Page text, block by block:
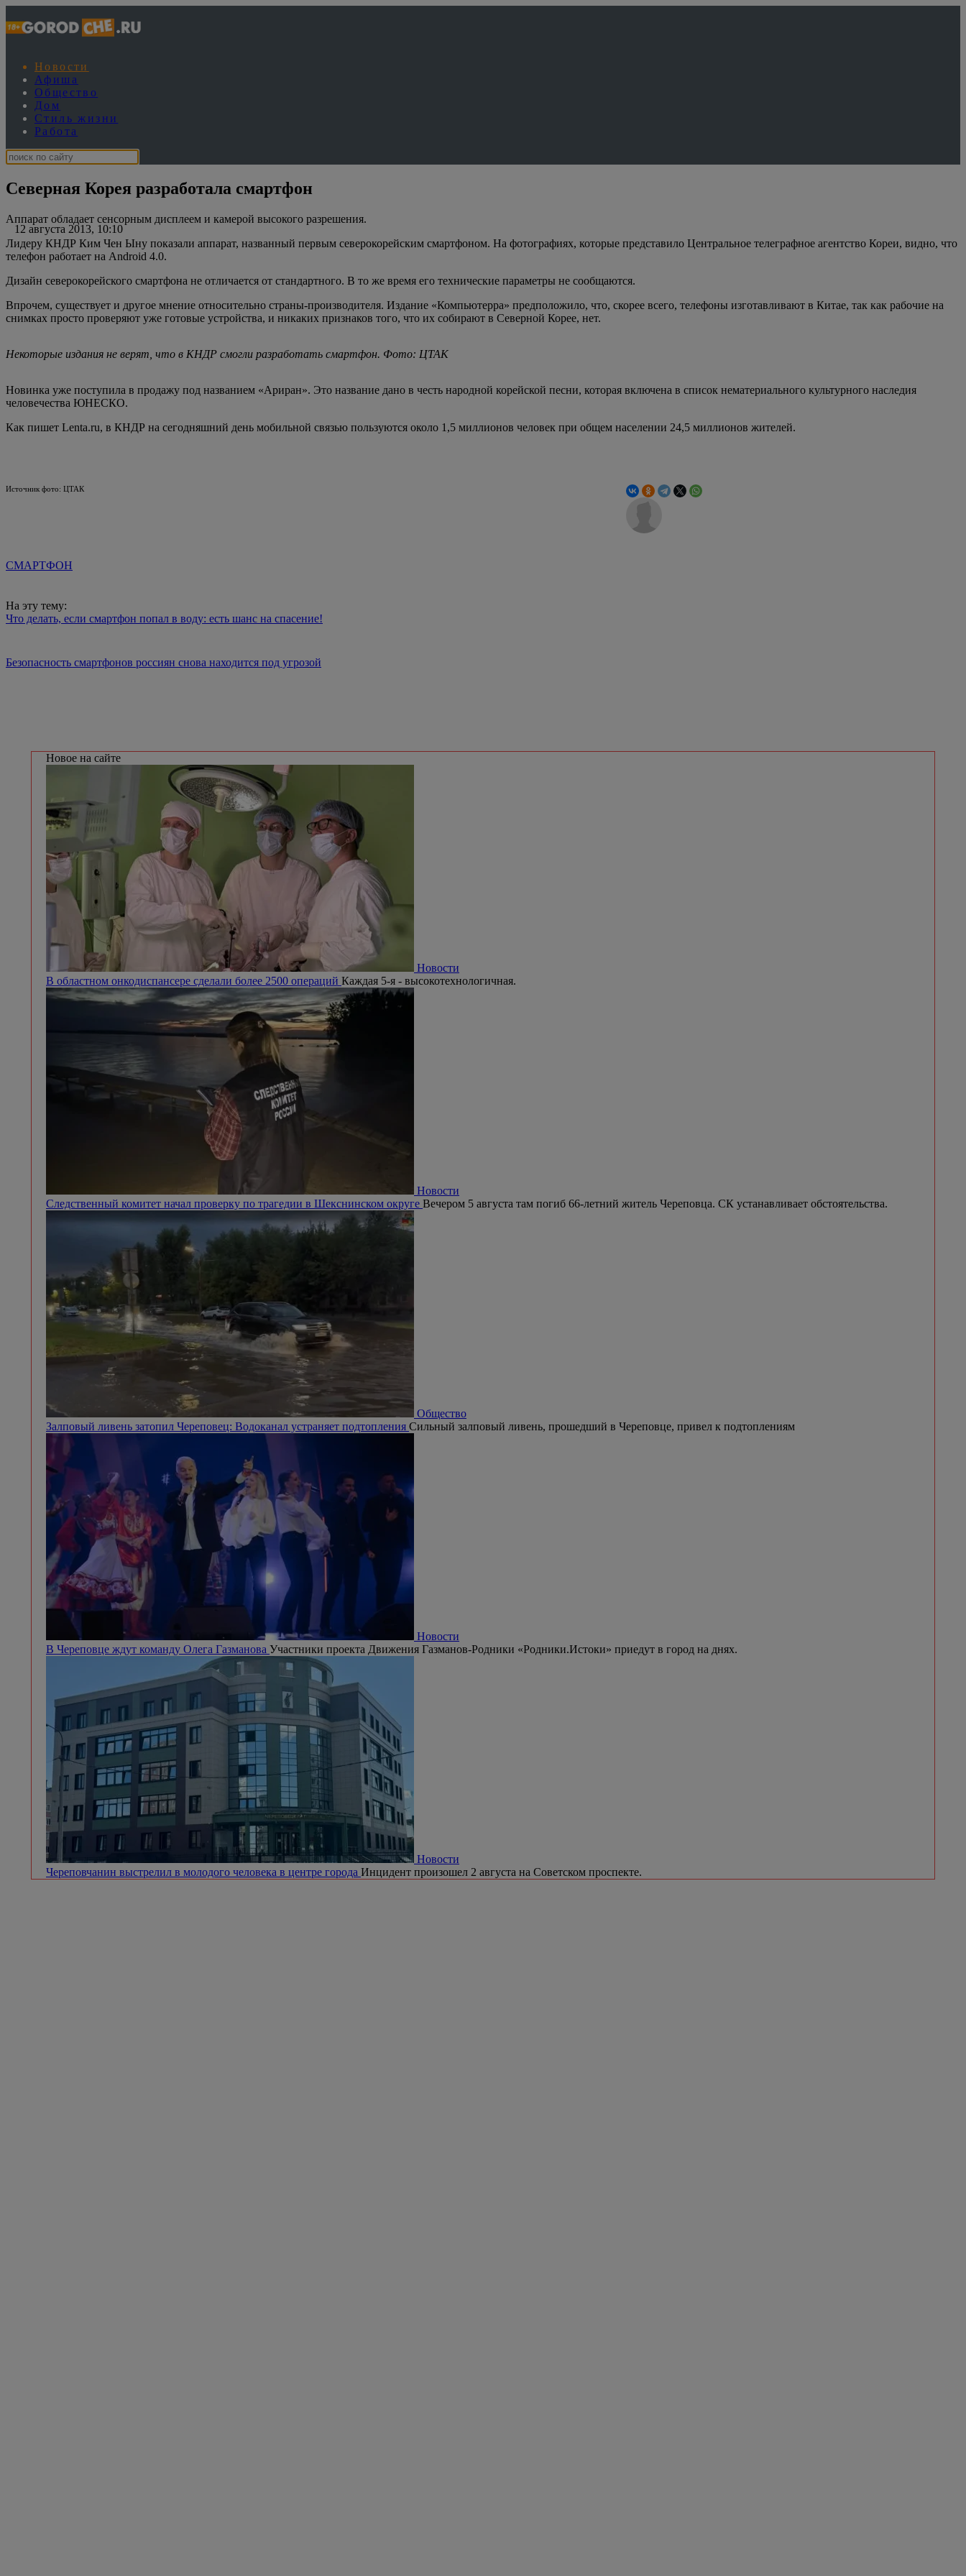
Новости
Афиша
Общество
Дом
Стиль жизни
Работа
Северная Корея разработала смартфон
12 августа 2013, 10:10
Аппарат обладает сенсорным дисплеем и камерой высокого разрешения.
Лидеру КНДР Ким Чен Ыну показали аппарат, названный первым северокорейским смартфоном. На фотографиях, которые представило Центральное телеграфное агентство Кореи, видно, что
телефон работает на Android 4.0.
Дизайн северокорейского смартфона не отличается от стандартного. В то же время его технические параметры не сообщаются.
Впрочем, существует и другое мнение относительно страны-производителя. Издание «Компьютерра» предположило, что, скорее всего, телефоны изготавливают в Китае, так как рабочие на
снимках просто проверяют уже готовые устройства, и никаких признаков того, что их собирают в Северной Корее, нет.
Некоторые издания не верят, что в КНДР смогли разработать смартфон. Фото: ЦТАК
Новинка уже поступила в продажу под названием «Ариран». Это название дано в честь народной корейской песни, которая включена в список нематериального культурного наследия
человечества ЮНЕСКО.
Как пишет Lenta.ru, в КНДР на сегодняшний день мобильной связью пользуются около 1,5 миллионов человек при общем населении 24,5 миллионов жителей.
Источник фото: ЦТАК
СМАРТФОН
На эту тему:
Что делать, если смартфон попал в воду: есть шанс на спасение!
Безопасность смартфонов россиян снова находится под угрозой
Новое на сайте
Новости
В областном онкодиспансере сделали более 2500 операций Каждая 5-я - высокотехнологичная.
Новости
Следственный комитет начал проверку по трагедии в Шекснинском округе Вечером 5 августа там погиб 66-летний житель Череповца. СК устанавливает обстоятельства.
Общество
Залповый ливень затопил Череповец: Водоканал устраняет подтопления Сильный залповый ливень, прошедший в Череповце, привел к подтоплениям
Новости
В Череповце ждут команду Олега Газманова Участники проекта Движения Газманов-Родники «Родники.Истоки» приедут в город на днях.
Новости
Череповчанин выстрелил в молодого человека в центре города Инцидент произошел 2 августа на Советском проспекте.